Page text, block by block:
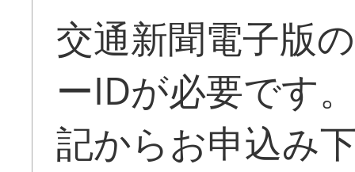
交通新聞電子版
ーIDが必要です
記からお申込み